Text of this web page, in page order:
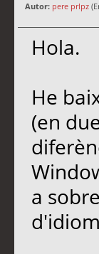
Autor: pere prlpz
Hola.
He
(en
a